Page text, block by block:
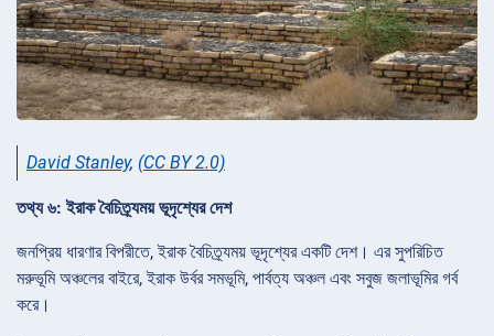
David Stanley, (CC BY 2.0)
তথ্য ৬: ইরাক বৈচিত্র্যময় ভূদৃশ্যের দেশ
জনপ্রিয় ধারণার বিপরীতে, ইরাক বৈচিত্র্যময় ভূদৃশ্যের একটি দেশ। এর সুপরিচিত
মরুভূমি অঞ্চলের বাইরে, ইরাক উর্বর সমভূমি, পার্বত্য অঞ্চল এবং সবুজ জলাভূমির গর্ব
করে।